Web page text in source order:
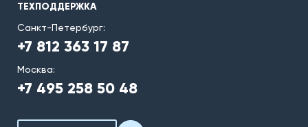
ТЕХПОДДЕРЖКА
Санкт-Петербург:
+7 812 363 17 87
Москва:
+7 495 258 50 48